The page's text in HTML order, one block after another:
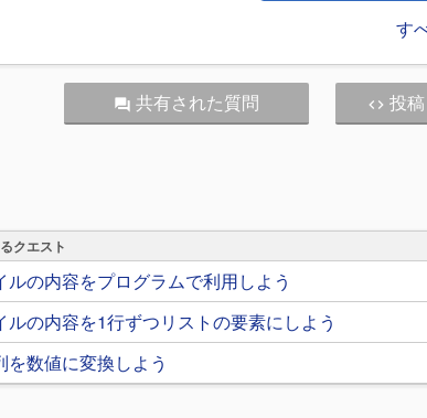
す
question_answer 共有された質問 code 投
クエスト
ルの内容をプログラムで利用しよう
ルの内容を1行ずつリストの要素にしよう
を数値に変換しよう